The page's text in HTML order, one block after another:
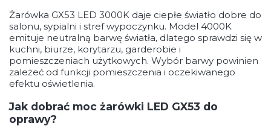
Żarówka GX53 LED 3000K daje ciepłe światło dobre do
salonu, sypialni i stref wypoczynku. Model 4000K
emituje neutralną barwę światła, dlatego sprawdzi się w
kuchni, biurze, korytarzu, garderobie i
pomieszczeniach użytkowych. Wybór barwy powinien
zależeć od funkcji pomieszczenia i oczekiwanego
efektu oświetlenia.
Jak dobrać moc żarówki LED GX53 do
oprawy?